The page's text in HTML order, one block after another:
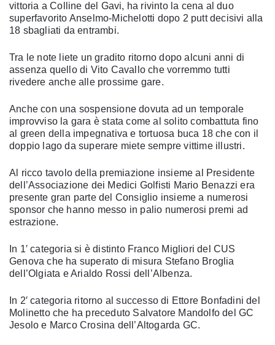
vittoria a Colline del Gavi, ha rivinto la cena al duo
superfavorito Anselmo-Michelotti dopo 2 putt decisivi alla
18 sbagliati da entrambi.
Tra le note liete un gradito ritorno dopo alcuni anni di
assenza quello di Vito Cavallo che vorremmo tutti
rivedere anche alle prossime gare.
Anche con una sospensione dovuta ad un temporale
improvviso la gara è stata come al solito combattuta fino
al green della impegnativa e tortuosa buca 18 che con il
doppio lago da superare miete sempre vittime illustri.
Al ricco tavolo della premiazione insieme al Presidente
dell’Associazione dei Medici Golfisti Mario Benazzi era
presente gran parte del Consiglio insieme a numerosi
sponsor che hanno messo in palio numerosi premi ad
estrazione.
In 1′ categoria si è distinto Franco Migliori del CUS
Genova che ha superato di misura Stefano Broglia
dell’Olgiata e Arialdo Rossi dell’Albenza.
In 2′ categoria ritorno al successo di Ettore Bonfadini del
Molinetto che ha preceduto Salvatore Mandolfo del GC
Jesolo e Marco Crosina dell’Altogarda GC.